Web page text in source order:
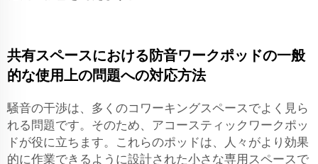
共有スペースにおける防音ワークポッドの一般
的な使用上の問題への対応方法
騒音の干渉は、多くのコワーキングスペースでよく見ら
れる問題です。そのため、アコースティックワークポッ
ドが役に立ちます。これらのポッドは、人々がより効果
的に作業できるように設計された小さな専用スペースで